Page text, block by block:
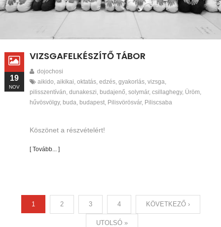
VIZSGAFELKÉSZÍTŐ TÁBOR
dojochosi
aikido aikikai oktatás edzés gyakorlás vizsga
pilisszentíván dunakeszi budajenő solymár, csillaghegy, Üröm
hűvösvölgy, buda budapest Pilisvörösvár, Piliscsaba
Köszönet a részvételért!
[ Tovább... ]
19
NOV
Oldalak
1 2 3 4 KÖVETKEZŐ ›
UTOLSÓ »